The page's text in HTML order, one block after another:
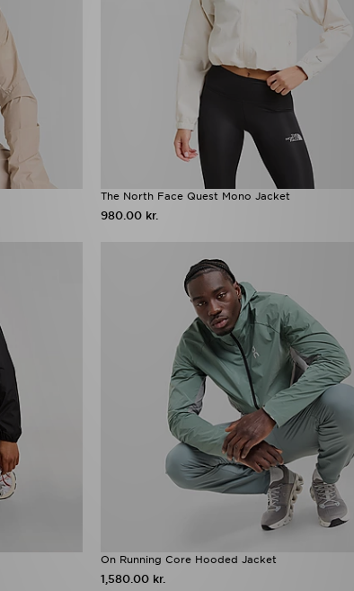
The North Face Quest Mono Jacket
980.00 kr.
On Running Core Hooded Jacket
1,580.00 kr.